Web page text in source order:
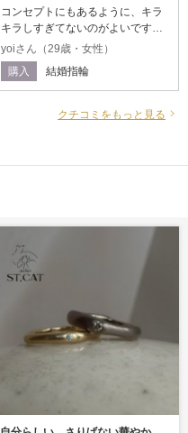
コンセプトにもあるように、キラ
キラしすぎてないのがよいです。
普段シルバーのファッションリン
グを着けることが多いので、結婚
指輪だけが浮くのは嫌だなと思っ
ていましたが、上品なのにカジュ
アルでとっても可愛いです。
yoiさん（29歳・女性）
購入
結婚指輪
クチコミをもっと見る